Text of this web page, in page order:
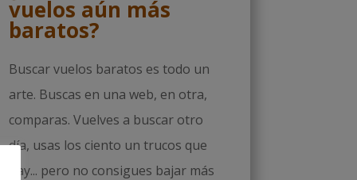
vuelos aún más
baratos?
Buscar vuelos baratos es todo un
arte. Buscas en una web, en otra,
comparas. Vuelves a buscar otro
día, usas los ciento un trucos que
hay... pero no consigues bajar más